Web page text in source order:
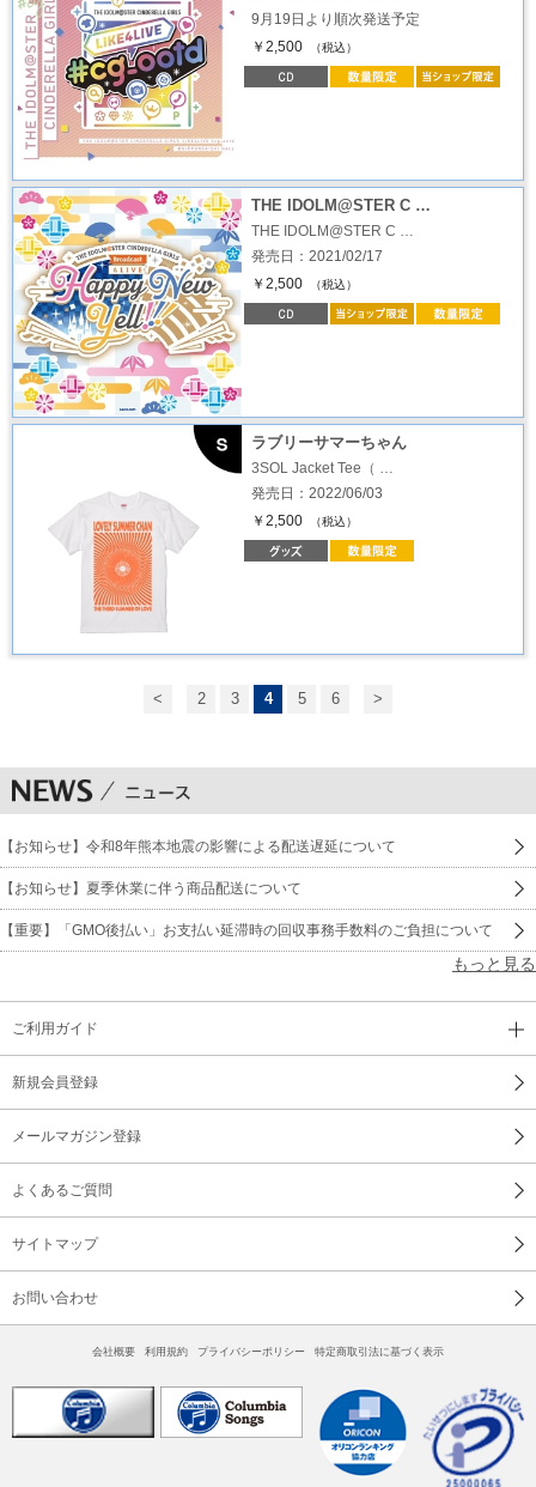
9月19日より順次発送予定
￥2,500
（税込）
THE IDOLM@STER C …
THE IDOLM@STER C …
発売日：2021/02/17
￥2,500
（税込）
ラブリーサマーちゃん
3SOL Jacket Tee（ …
発売日：2022/06/03
￥2,500
（税込）
< 2 3 4 5 6 >
【お知らせ】令和8年熊本地震の影響による配送遅延について
【お知らせ】夏季休業に伴う商品配送について
【重要】「GMO後払い」お支払い延滞時の回収事務手数料のご負担について
もっと見る
ご利用ガイド
新規会員登録
メールマガジン登録
よくあるご質問
サイトマップ
お問い合わせ
会社概要 利用規約 プライバシーポリシー 特定商取引法に基づく表示